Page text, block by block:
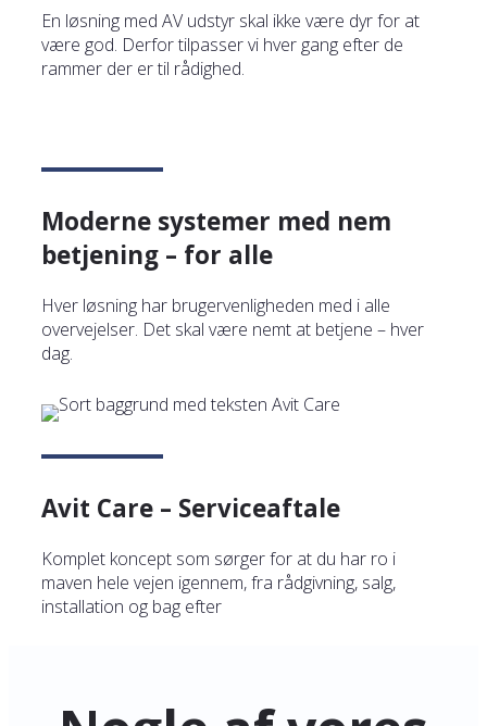
En løsning med AV udstyr skal ikke være dyr for at
være god. Derfor tilpasser vi hver gang efter de
rammer der er til rådighed.
Moderne systemer med nem
betjening – for alle
Hver løsning har brugervenligheden med i alle
overvejelser. Det skal være nemt at betjene – hver
dag.
Avit Care – Serviceaftale
Komplet koncept som sørger for at du har ro i
maven hele vejen igennem, fra rådgivning, salg,
installation og bag efter